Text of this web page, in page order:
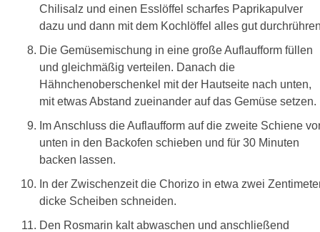
Chilisalz und einen Esslöffel scharfes Paprikapulver
dazu und dann mit dem Kochlöffel alles gut
Die Gemüsemischung in eine große Auflaufform füllen
und gleichmäßig verteilen. Danach die
Hähnchenoberschenkel mit der Hautseite nach unten,
mit etwas Abstand zueinander auf das Gemüse setzen.
Im Anschluss die Auflaufform auf die zweite Schiene
unten in den Backofen schieben und für 30 Minuten
backen lassen.
In der Zwischenzeit die Chorizo in etwa zwei
dicke Scheiben schneiden.
Den Rosmarin kalt abwaschen und anschließend